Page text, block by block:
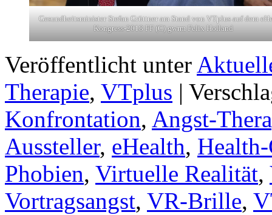
Gesundheitsminister Stefan Grüttner am Stand von VTplus auf dem
Kongress-2018 FF (C) gwrm Felix Holland
Veröffentlicht unter
Therapie, VTplus |
Konfrontation, Angst-
Aussteller, eHealth,
Phobien, Virtuelle Realität,
Vortragsangst, VR-Brille,